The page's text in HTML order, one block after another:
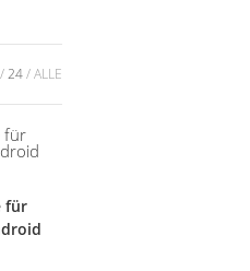
24 ALLE
für